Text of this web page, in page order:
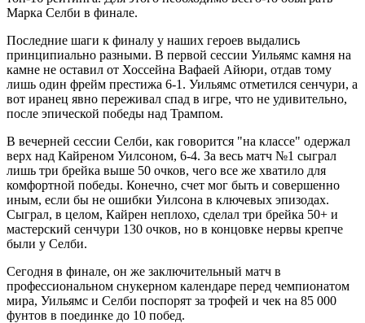
Марка Селби в финале.
Последние шаги к финалу у наших героев выдались
принципиально разными. В первой сессии Уильямс камня на
камне не оставил от Хоссейна Вафаей Айюри, отдав тому
лишь один фрейм престижа 6-1. Уильямс отметился сенчури, а
вот иранец явно переживал спад в игре, что не удивительно,
после эпической победы над Трампом.
В вечерней сессии Селби, как говорится "на классе" одержал
верх над Кайреном Уилсоном, 6-4. За весь матч №1 сыграл
лишь три брейка выше 50 очков, чего все же хватило для
комфортной победы. Конечно, счет мог быть и совершенно
иным, если бы не ошибки Уилсона в ключевых эпизодах.
Сыграл, в целом, Кайрен неплохо, сделал три брейка 50+ и
мастерский сенчури 130 очков, но в концовке нервы крепче
были у Селби.
Сегодня в финале, он же заключительный матч в
профессиональном снукерном календаре перед чемпионатом
мира, Уильямс и Селби поспорят за трофей и чек на 85 000
фунтов в поединке до 10 побед.